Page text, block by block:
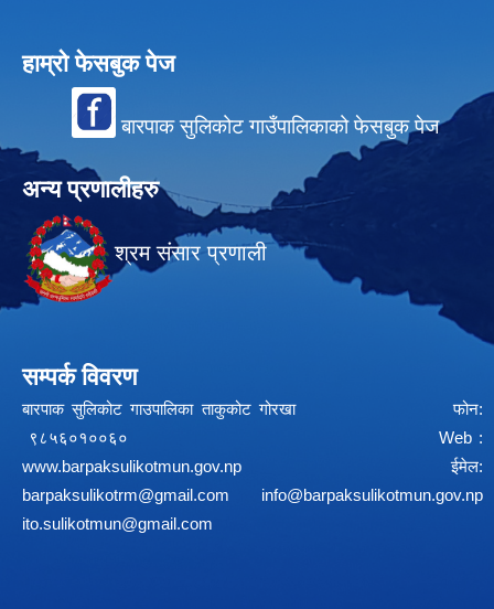
हाम्रो फेसबुक पेज
बारपाक सुलिकोट गाउँपालिकाको फेसबुक पेज
अन्य प्रणालीहरु
श्रम संसार प्रणाली
सम्पर्क विवरण
बारपाक सुलिकोट गाउपालिका ताकुकोट गोरखा फोन:
९८५६०१००६० Web :
www.barpaksulikotmun.gov.np
ईमेल:
barpaksulikotrm@gmail.com
info@barpaksulikotmun.gov.np
ito.sulikotmun@gmail.com